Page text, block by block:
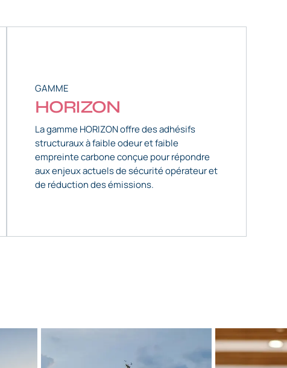
GAMME
HORIZON
La gamme HORIZON offre des adhésifs
structuraux à faible odeur et faible
empreinte carbone conçue pour répondre
aux enjeux actuels de sécurité opérateur et
de réduction des émissions.